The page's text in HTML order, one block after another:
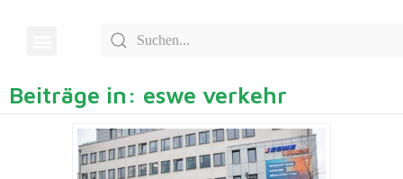
Beiträge in: eswe verkehr